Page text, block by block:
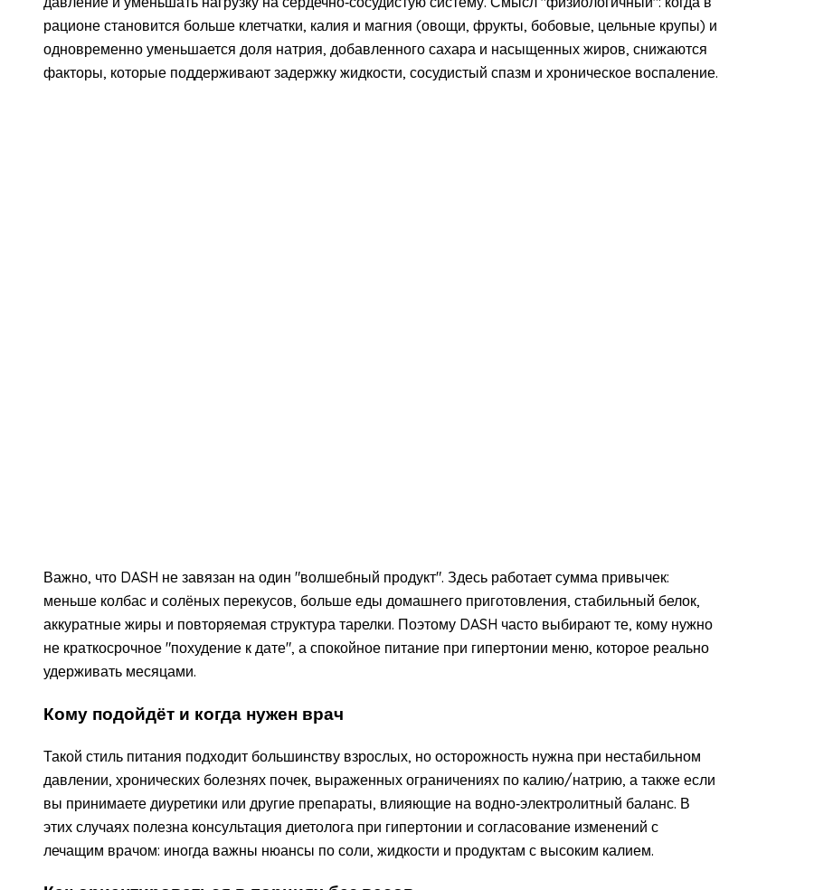
рационе становится больше клетчатки, калия и магния (овощи, фрукты, бобовые, цельные крупы) и
одновременно уменьшается доля натрия, добавленного сахара и насыщенных жиров, снижаются
факторы, которые поддерживают задержку жидкости, сосудистый спазм и хроническое воспаление.
Важно, что DASH не завязан на один "волшебный продукт". Здесь работает сумма привычек:
меньше колбас и солёных перекусов, больше еды домашнего приготовления, стабильный белок,
аккуратные жиры и повторяемая структура тарелки. Поэтому DASH часто выбирают те, кому нужно
не краткосрочное "похудение к дате", а спокойное питание при гипертонии меню, которое реально
удерживать месяцами.
Кому подойдёт и когда нужен врач
Такой стиль питания подходит большинству взрослых, но осторожность нужна при нестабильном
давлении, хронических болезнях почек, выраженных ограничениях по калию/натрию, а также если
вы принимаете диуретики или другие препараты, влияющие на водно‑электролитный баланс. В
этих случаях полезна консультация диетолога при гипертонии и согласование изменений с
лечащим врачом: иногда важны нюансы по соли, жидкости и продуктам с высоким калием.